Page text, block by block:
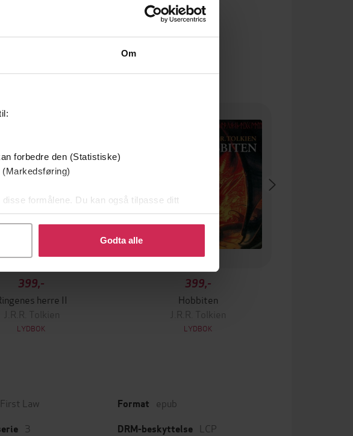
Om
forbedre den (Statistiske)
formålene. Du kan også tilpasse ditt
trekke tilbake eller endre ditt samtykke.
Godta alle
399,-
herre II
J.R.R. Tolkien
LYDBOK
399,-
Hobbiten
J.R.R. Tolkien
LYDBOK
Law
3
Format epub
DRM-beskyttelse LCP